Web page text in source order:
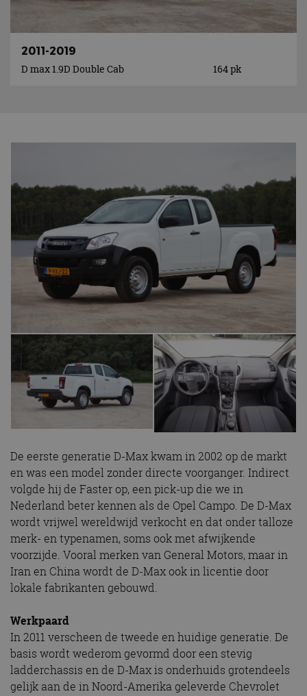
2011-2019
D max 1.9D Double Cab
164 pk
De eerste generatie D-Max kwam in 2002 op de markt
en was een model zonder directe voorganger. Indirect
volgde hij de Faster op, een pick-up die we in
Nederland beter kennen als de Opel Campo. De D-Max
wordt vrijwel wereldwijd verkocht en dat onder talloze
merk- en typenamen, soms ook met afwijkende
voorzijde. Vooral merken van General Motors, maar in
Iran en China wordt de D-Max ook in licentie door
lokale fabrikanten gebouwd.
Werkpaard
In 2011 verscheen de tweede en huidige generatie. De
basis wordt wederom gevormd door een stevig
ladderchassis en de D-Max is onderhuids grotendeels
gelijk aan de in Noord-Amerika geleverde Chevrolet